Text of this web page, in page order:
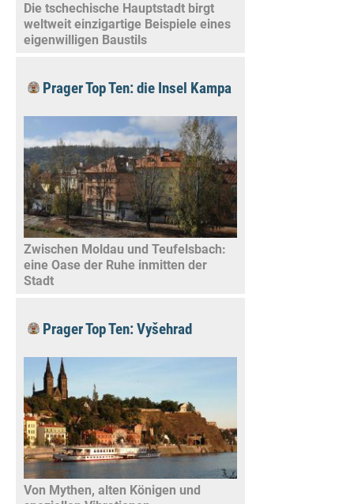
Die tschechische Hauptstadt birgt
weltweit einzigartige Beispiele eines
eigenwilligen Baustils
Prager Top Ten: die Insel Kampa
Zwischen Moldau und Teufelsbach:
eine Oase der Ruhe inmitten der
Stadt
Prager Top Ten: Vyšehrad
Von Mythen, alten Königen und